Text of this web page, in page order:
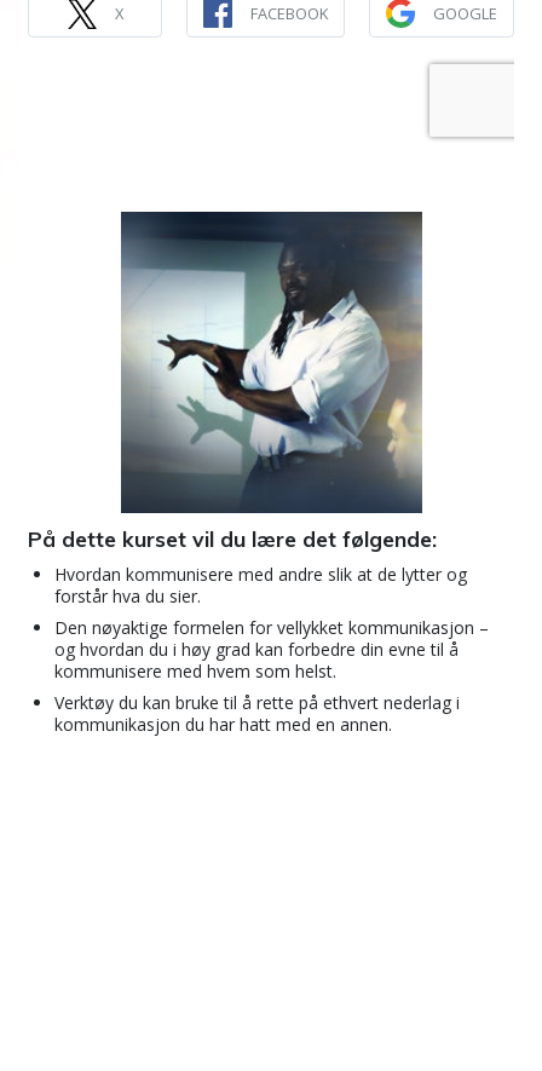
X FACEBOOK GOOGLE
På dette kurset vil du lære det følgende:
Hvordan kommunisere med andre slik at de lytter og
forstår hva du sier.
Den nøyaktige formelen for vellykket kommunikasjon –
og hvordan du i høy grad kan forbedre din evne til å
kommunisere med hvem som helst.
Verktøy du kan bruke til å rette på ethvert nederlag i
kommunikasjon du har hatt med en annen.